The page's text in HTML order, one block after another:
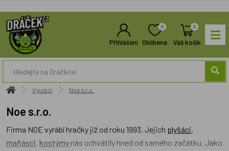
Přihlášení
0
Oblíbené
0
Váš košík
Výrobci Noe s.r.o.
Noe s.r.o.
Firma NOE vyrábí hračky již od roku 1993. Jejich plyšáci,
maňásci, kostýmy nás uchvátily hned od samého začátku. Jako